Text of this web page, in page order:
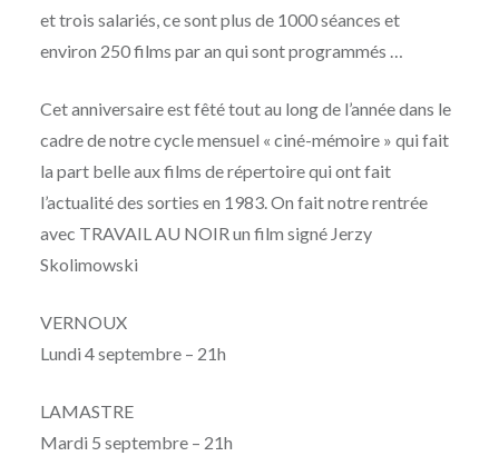
et trois salariés, ce sont plus de 1000 séances et
environ 250 films par an qui sont programmés …
Cet anniversaire est fêté tout au long de l’année dans le
cadre de notre cycle mensuel « ciné-mémoire » qui fait
la part belle aux films de répertoire qui ont fait
l’actualité des sorties en 1983. On fait notre rentrée
avec TRAVAIL AU NOIR un film signé Jerzy
Skolimowski
VERNOUX
Lundi 4 septembre – 21h
LAMASTRE
Mardi 5 septembre – 21h